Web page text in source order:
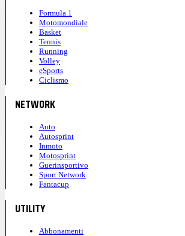
Formula 1
Motomondiale
Basket
Tennis
Running
Volley
eSports
Ciclismo
NETWORK
Auto
Autosprint
Inmoto
Motosprint
Guerinsportivo
Sport Network
Fantacup
UTILITY
Abbonamenti